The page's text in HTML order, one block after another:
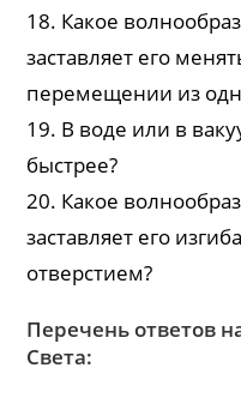
18. Какое
заставляет его
перемещении из
19. В воде или в
быстрее?
20. Какое
заставляет его
отверстием?
Перечень ответов
Света: